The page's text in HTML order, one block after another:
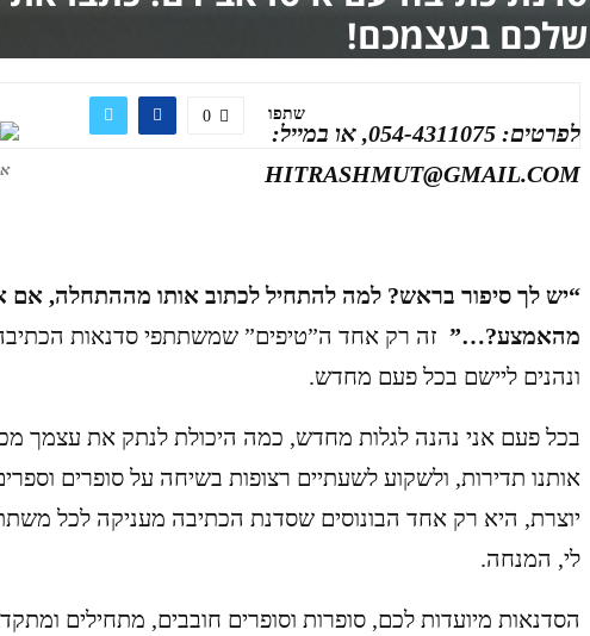
שלכם בעצמכם!
שתפו 0
לפרטים: 054-4311075, או במייל:
HITRASHMUT@GMAIL.COM
“יש לך סיפור בראש? למה להתחיל לכתוב אותו מההתחלה,
מהאמצע?…” זה רק אחד ה”טיפים” שמשתתפי סדנאות
ונהנים ליישם בכל פעם מחדש.
בכל פעם אני נהנה לגלות מחדש, כמה היכולת לנתק את עצמך
אותנו תדירות, ולשקוע לשעתיים רצופות בשיחה על סופרים
יוצרת, היא רק אחד הבונוסים שסדנת הכתיבה מעניקה לכל
לי, המנחה.
הסדנאות מיועדות לכם, סופרות וסופרים חובבים, מתחילים